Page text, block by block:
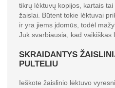
tikrų lėktuvų kopijos, kartais
žaislai. Būtent tokie lėktuvai
ir yra jiems įdomūs, todėl
Juk svarbiausia, kad vaikiškas
SKRAIDANTYS
PULTELIU
Ieškote žaislinio lėktuvo